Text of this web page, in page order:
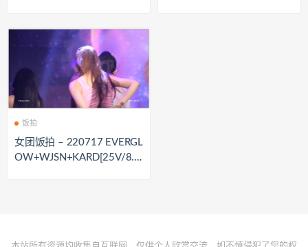
饭拍
女团饭拍 – 220717 EVERGL
OW+WJSN+KARD[25V/8.5